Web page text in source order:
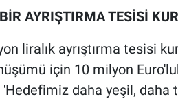
AYRIŞTIRMA TESİSİ
liralık ayrıştırma tesisi
için 10 milyon
daha yeşil, daha